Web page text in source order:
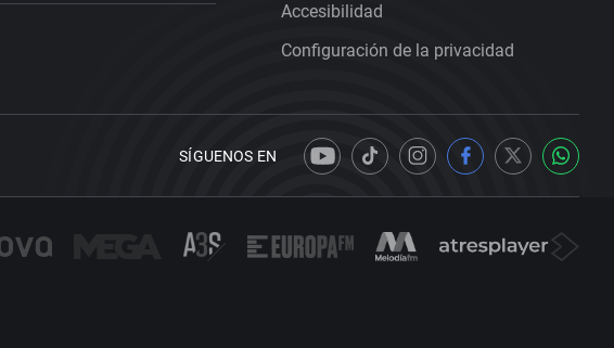
Accesibilidad
Configuración de la privacidad
SÍGUENOS EN